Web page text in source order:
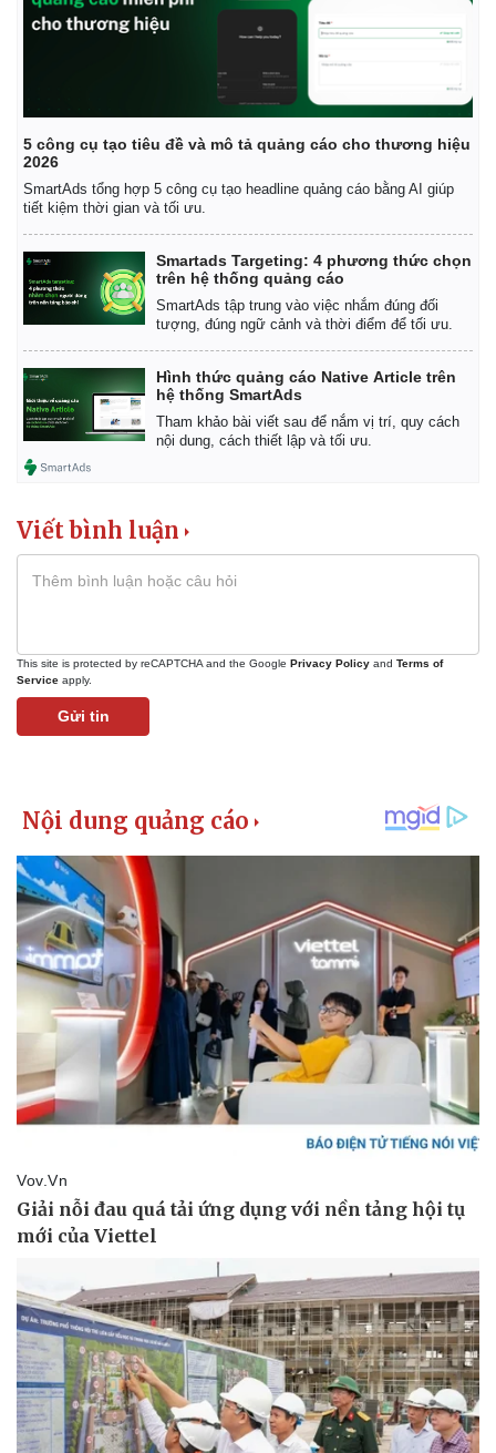
Thể thao
Bóng đá
Lịch thi đấu bóng đá
Thế giới thể thao
eSports
Hậu trường
Ô tô
Tư vấn
5 công cụ tạo tiêu đề và mô tả quảng cáo cho thương hiệu
2026
SmartAds tổng hợp 5 công cụ tạo headline quảng cáo bằng AI giúp
tiết kiệm thời gian và tối ưu.
Smartads Targeting: 4 phương thức chọn
trên hệ thống quảng cáo
SmartAds tập trung vào việc nhắm đúng đối
tượng, đúng ngữ cảnh và thời điểm để tối ưu.
Hình thức quảng cáo Native Article trên
hệ thống SmartAds
Tham khảo bài viết sau để nắm vị trí, quy cách
nội dung, cách thiết lập và tối ưu.
Viết bình luận
This site is protected by reCAPTCHA and the Google Privacy Policy and Terms of
Service apply.
Gửi tin